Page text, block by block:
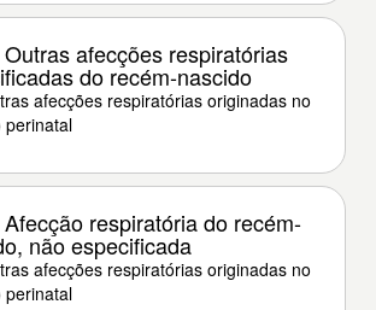
afecções respiratórias
do recém-nascido
afecções respiratórias originadas no
perinatal
respiratória do recém-
não especificada
afecções respiratórias originadas no
perinatal